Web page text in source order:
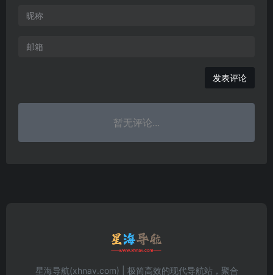
发表评论
暂无评论...
星海导航(xhnav.com) | 极简高效的现代导航站，聚合